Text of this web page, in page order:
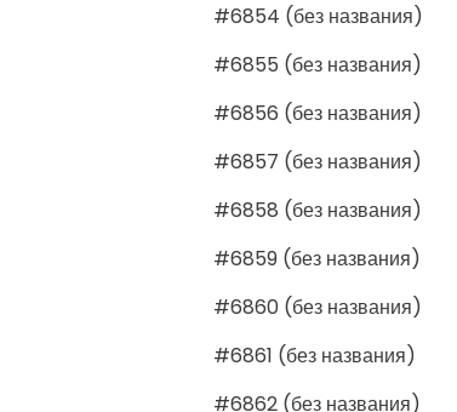
#6854 (без названия)
#6855 (без названия)
#6856 (без названия)
#6857 (без названия)
#6858 (без названия)
#6859 (без названия)
#6860 (без названия)
#6861 (без названия)
#6862 (без названия)